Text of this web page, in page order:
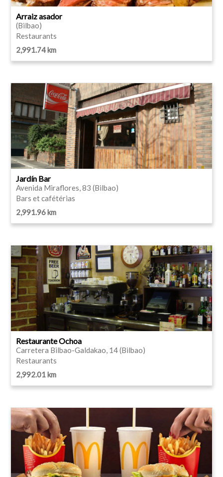
Arraiz asador
(Bilbao)
Restaurants
2,991.74 km
Jardín Bar
Avenida Miraflores, 83 (Bilbao)
Bars et cafétérias
2,991.96 km
Restaurante Ochoa
Carretera Bilbao-Galdakao, 14 (Bilbao)
Restaurants
2,992.01 km